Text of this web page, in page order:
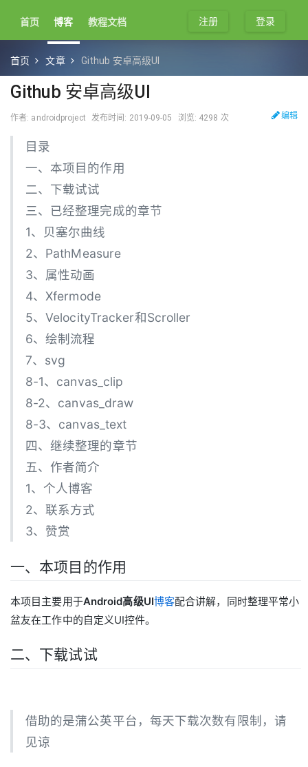
首页 博客 教程文档 登录
注册
首页 文章 Github 安卓高级UI
Github 安卓高级UI
作者: androidproject 发布时间: 2019-09-05 浏览: 4298 次 编辑
目录
一、本项目的作用
二、下载试试
三、已经整理完成的章节
1、贝塞尔曲线
2、PathMeasure
3、属性动画
4、Xfermode
5、VelocityTracker和Scroller
6、绘制流程
7、svg
8-1、canvas_clip
8-2、canvas_draw
8-3、canvas_text
四、继续整理的章节
五、作者简介
1、个人博客
2、联系方式
3、赞赏
一、本项目的作用
本项目主要用于Android高级UI博客配合讲解，同时整理平常小
盆友在工作中的自定义UI控件。
二、下载试试
借助的是蒲公英平台，每天下载次数有限制，请
见谅